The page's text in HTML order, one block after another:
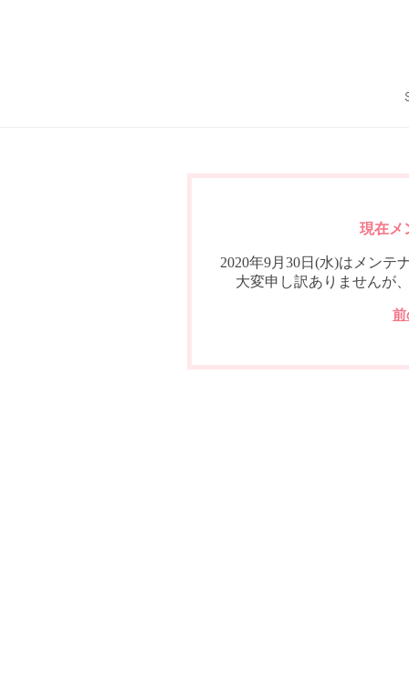
現在メ
2020年9月30日(水)はメンテ
大変申し訳ありませんが
前